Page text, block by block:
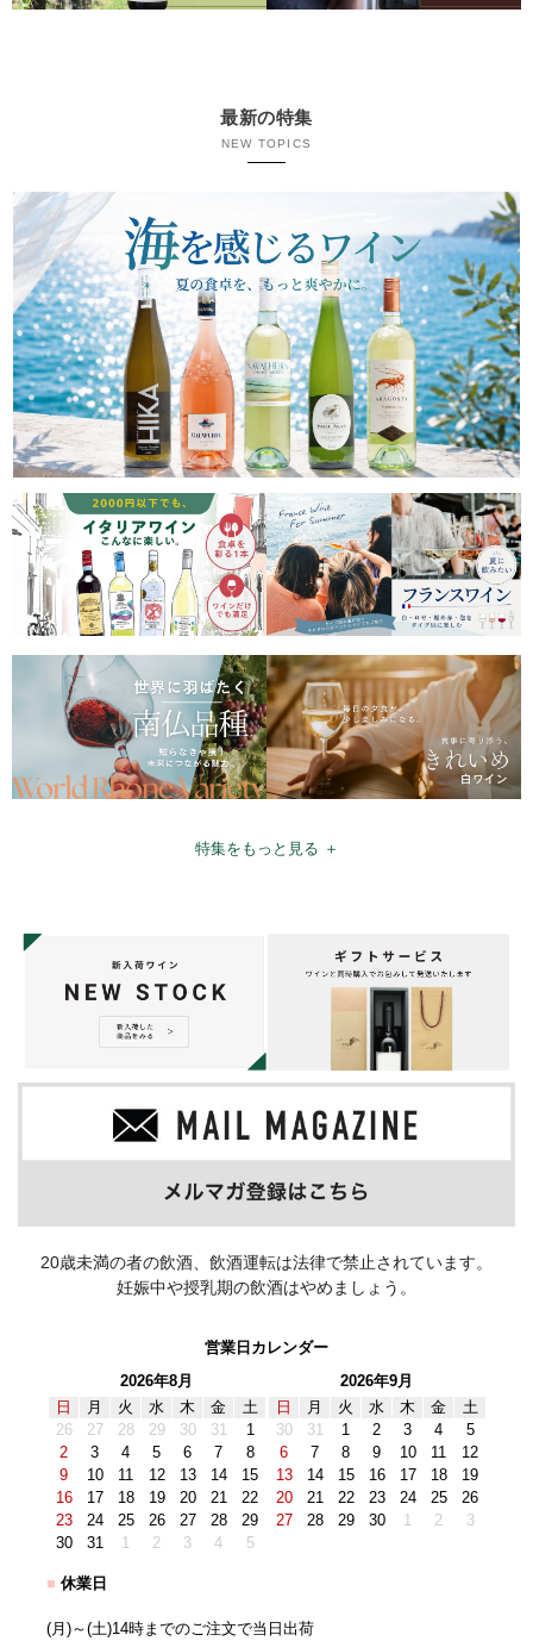
最新の特集
NEW TOPICS
特集をもっと見る ＋
20歳未満の者の飲酒、飲酒運転は法律で禁止されています。
妊娠中や授乳期の飲酒はやめましょう。
営業日カレンダー
2026年8月
日
月 火 水 木 金
土
26
27 28 29 30 31
1
2
3 4 5 6 7
8
9
10 11 12 13 14
15
16
17 18 19 20 21
22
23
24 25 26 27 28
29
30
31 1 2 3 4 5
2026年9月
日
月 火 水 木 金
土
30
31 1 2 3 4
5
6
7 8 9 10 11
12
13
14 15 16 17 18
19
20
21 22 23 24 25
26
27
28 29 30 1 2 3
■ 休業日
(月)～(土)14時までのご注文で当日出荷